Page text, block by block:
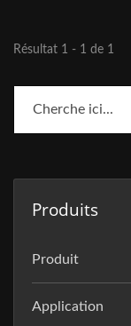
Résultat 1 - 1 de 1
Produits
Produit
Application